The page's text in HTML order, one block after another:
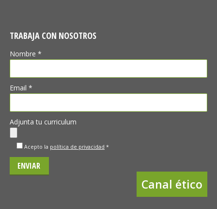
TRABAJA CON NOSOTROS
Nombre *
Email *
Adjunta tu curriculum
Acepto la política de privacidad *
Canal ético